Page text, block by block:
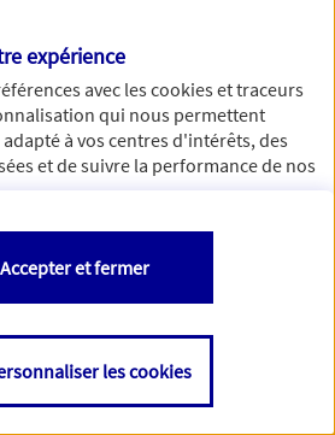
nous joindre via notre page de
contact.
Nous contacter
expérience
avec lescookies et traceurs
qui nous permettent
à vos centres d'intérêts, des
et de suivre la performance de nos
de les refuser comme de
en allant sur
decookiesles cookies
Accepter et fermer